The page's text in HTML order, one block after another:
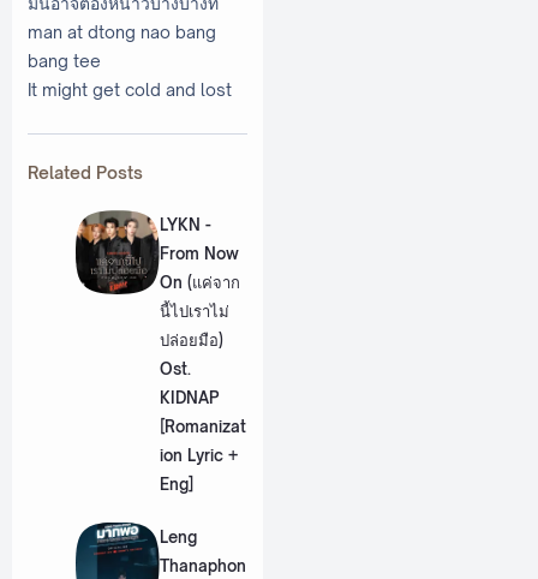
man at dtong nao bang
bang tee
It might get cold and lost
Related Posts
LYKN -
From Now
On (แค่จาก
นี้ไปเราไม่
ปล่อยมือ)
Ost.
KIDNAP
[Romanizat
ion Lyric +
Eng]
Leng
Thanaphon